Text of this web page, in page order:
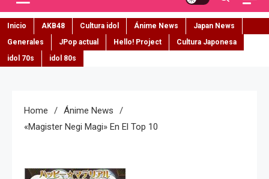
Inicio AKB48 Cultura idol Ánime News
Japan News
Generales
JPop actual Hello! Project
Cultura Japonesa
idol 70s
idol 80s
Home
Ánime News
«Magister Negi Magi» En El Top 10